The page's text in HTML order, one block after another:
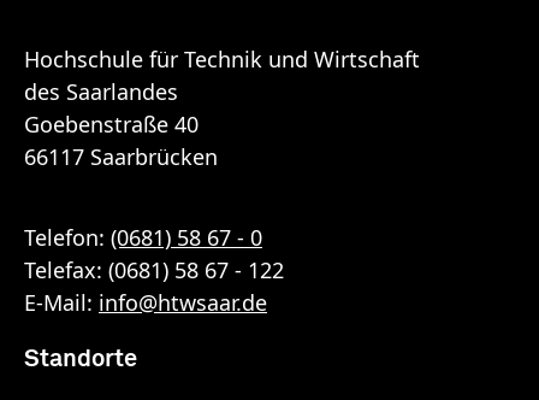
Hochschule für Technik und Wirtschaft
des Saarlandes
Goebenstraße 40
66117 Saarbrücken
Telefon: (0681) 58 67 - 0
Telefax: (0681) 58 67 - 122
E-Mail: info@htwsaar.de
Standorte